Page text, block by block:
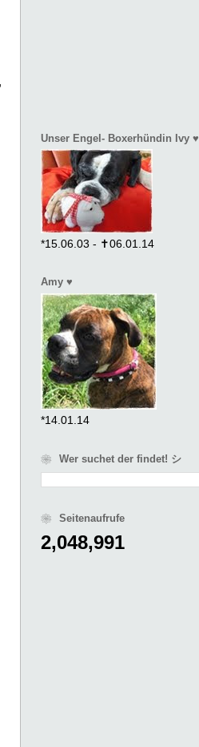
Unser Engel- Boxerhündin Ivy ♥
*15.06.03 - ✝06.01.14
Amy ♥
*14.01.14
❀ Wer suchet der findet! シ
❀ Seitenaufrufe
2,048,991